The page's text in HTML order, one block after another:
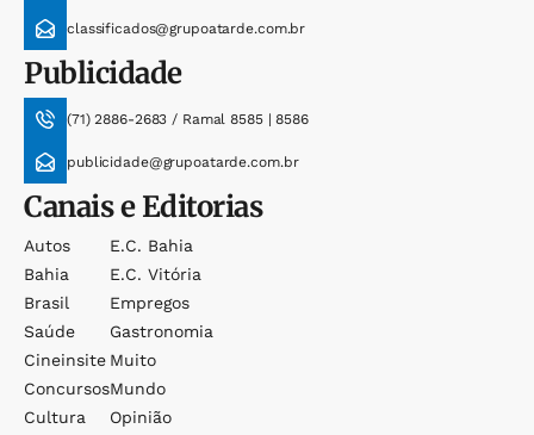
classificados@grupoatarde.com.br
Publicidade
(71) 2886-2683 / Ramal 8585 | 8586
publicidade@grupoatarde.com.br
Canais e Editorias
Autos
Bahia
Brasil
Saúde
Cineinsite
Concursos
Cultura
E.c. Bahia
E.c. Vitória
Empregos
Gastronomia
Muito
Mundo
Opinião